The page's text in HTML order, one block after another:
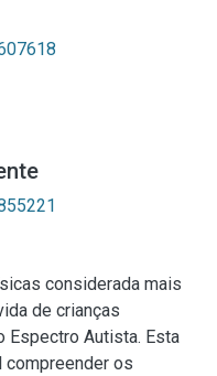
considerada mais
de crianças
Espectro Autista. Esta
os